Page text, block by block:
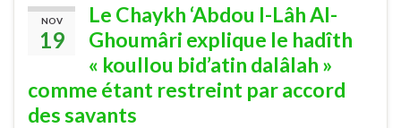
NOV
19
Le Chaykh ‘Abdou l-Lâh Al-
Ghoumâri explique le hadîth
« koullou bid’atin dalâlah »
comme étant restreint par accord
des savants